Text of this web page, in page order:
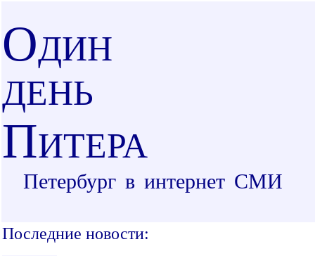
ОДИН
ДЕНЬ
ПИТЕРА
Петербург в интернет СМИ
Последние новости: